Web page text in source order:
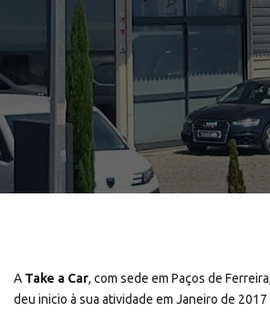
A Take a Car, com sede em Paços de
deu inicio à sua atividade em Janeiro de